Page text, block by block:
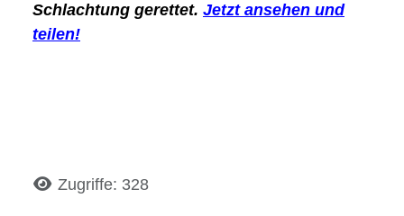
Schlachtung gerettet. Jetzt ansehen und
teilen!
DetailsZugriffe: 328